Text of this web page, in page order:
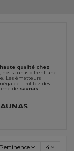
qualité chez
nos saunas offrent une
Les émetteurs
Profitez des
de saunas
Pertinence 4